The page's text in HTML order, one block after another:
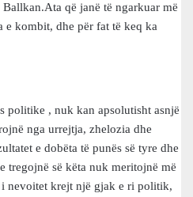
që janë të ngarkuar më
e kombit, dhe për fat të keq ka
politike , nuk kan apsolutisht asnjë
nga urrejtja, zhelozia dhe
e dobëta të punës së tyre dhe
tregojnë së këta nuk meritojnë më
nevoitet krejt një gjak e ri politik,